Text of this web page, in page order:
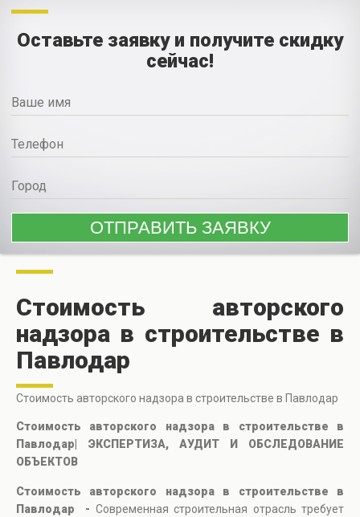
Оставьте заявку и получите скидку
сейчас!
Стоимость авторского
надзора в строительстве в
Павлодар
Стоимость авторского надзора в строительстве в Павлодар
Стоимость авторского надзора в строительстве в
Павлодар| ЭКСПЕРТИЗА, АУДИТ И ОБСЛЕДОВАНИЕ
ОБЪЕКТОВ
Стоимость авторского надзора в строительстве в
Павлодар - Современная строительная отрасль требует